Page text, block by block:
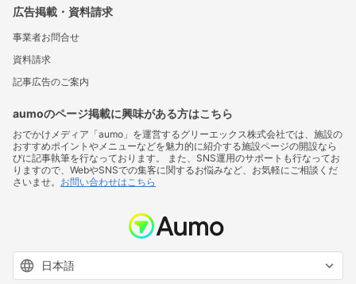
広告掲載・資料請求
事業者お問合せ
資料請求
記事広告のご案内
aumoのページ掲載に興味がある方はこちら
おでかけメディア「aumo」を運営するグリーエックス株式会社では、施設の
おすすめポイントやメニューなどを魅力的に紹介する施設ページの開設なら
びに記事執筆を行なっております。 また、SNS運用のサポートも行なってお
りますので、WebやSNSでの集客に関するお悩みなど、お気軽にご相談くだ
さいませ。 お問い合わせはこちら